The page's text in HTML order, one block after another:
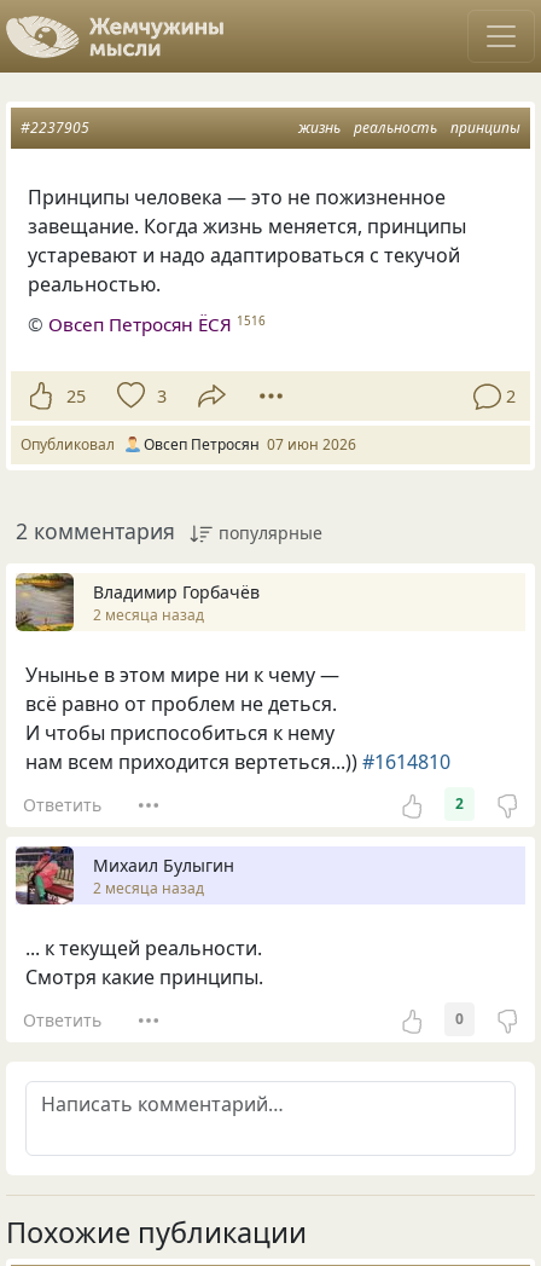
жизнь реальность принципы
#2237905
Принципы человека — это не пожизненное
завещание. Когда жизнь меняется, принципы
устаревают и надо адаптироваться с текучой
реальностью.
© Овсеп Петросян ЁСЯ 1516
25 3 2
Опубликовал Овсеп Петросян 07 июн 2026
2 комментария популярные
Владимир Горбачёв
2 месяца назад
Унынье в этом мире ни к чему —
всё равно от проблем не деться.
И чтобы приспособиться к нему
нам всем приходится вертеться...))#1614810
Ответить 2
Михаил Булыгин
2 месяца назад
... к текущей реальности.
Смотря какие принципы.
Ответить 0
Похожие публикации